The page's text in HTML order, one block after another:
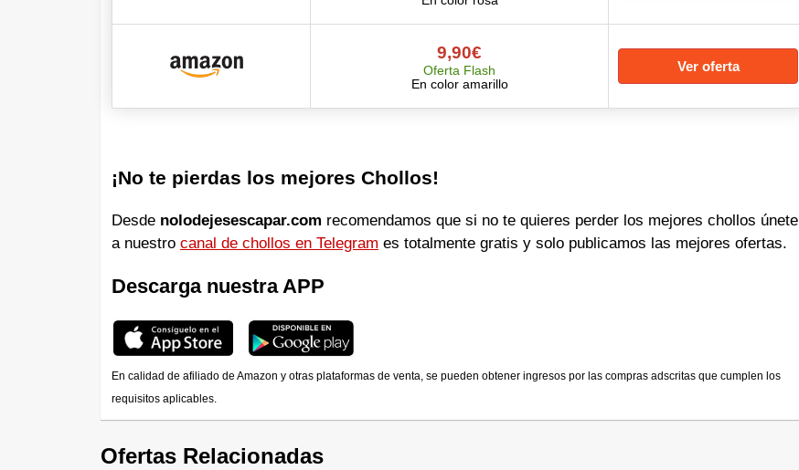
9,90€
Oferta Flash
En color amarillo
Ver oferta
¡No te pierdas los mejores Chollos!
Desde nolodejesescapar.com recomendamos que si no te quieres perder los mejores chollos únete
a nuestro canal de chollos en Telegram es totalmente gratis y solo publicamos las mejores ofertas.
Descarga nuestra APP
En calidad de afiliado de Amazon y otras plataformas de venta, se pueden obtener ingresos por las compras adscritas que cumplen los
requisitos aplicables.
Ofertas Relacionadas